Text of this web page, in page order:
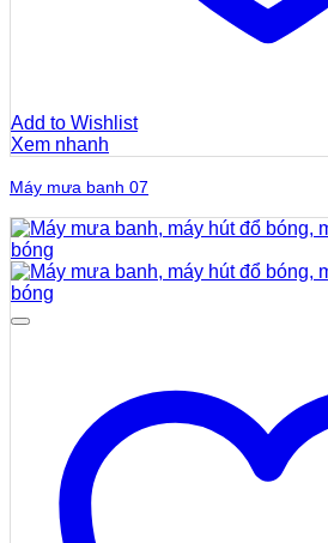
Add to Wishlist
Xem nhanh
Máy mưa banh 07